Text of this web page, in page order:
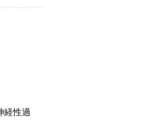
経性過